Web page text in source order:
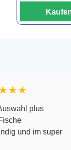
Ich
Die
alle
Dank